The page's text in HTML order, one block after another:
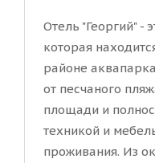
Отель "Георгий" -
которая
районе
от песчаного
площади и
техникой и
проживания. Из